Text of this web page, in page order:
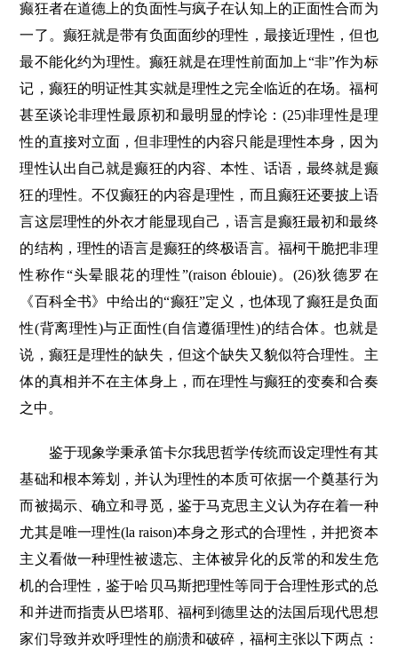
癫狂者在道德上的负面性与疯子在认知上的正面性合而为
一了。癫狂就是带有负面面纱的理性，最接近理性，但也
最不能化约为理性。癫狂就是在理性前面加上“非”作为标
记，癫狂的明证性其实就是理性之完全临近的在场。福柯
甚至谈论非理性最原初和最明显的悖论：(25)非理性是理
性的直接对立面，但非理性的内容只能是理性本身，因为
理性认出自己就是癫狂的内容、本性、话语，最终就是癫
狂的理性。不仅癫狂的内容是理性，而且癫狂还要披上语
言这层理性的外衣才能显现自己，语言是癫狂最初和最终
的结构，理性的语言是癫狂的终极语言。福柯干脆把非理
性称作“头晕眼花的理性”(raison éblouie)。(26)狄德罗在
《百科全书》中给出的“癫狂”定义，也体现了癫狂是负面
性(背离理性)与正面性(自信遵循理性)的结合体。也就是
说，癫狂是理性的缺失，但这个缺失又貌似符合理性。主
体的真相并不在主体身上，而在理性与癫狂的变奏和合奏
之中。
鉴于现象学秉承笛卡尔我思哲学传统而设定理性有其
基础和根本筹划，并认为理性的本质可依据一个奠基行为
而被揭示、确立和寻觅，鉴于马克思主义认为存在着一种
尤其是唯一理性(la raison)本身之形式的合理性，并把资本
主义看做一种理性被遗忘、主体被异化的反常的和发生危
机的合理性，鉴于哈贝马斯把理性等同于合理性形式的总
和并进而指责从巴塔耶、福柯到德里达的法国后现代思想
家们导致并欢呼理性的崩溃和破碎，福柯主张以下两点：